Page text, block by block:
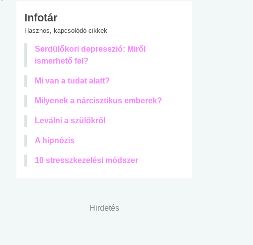
Infotár
Hasznos, kapcsolódó cikkek
Serdülőkori depresszió: Miről
ismerhető fel?
Mi van a tudat alatt?
Milyenek a nárcisztikus emberek?
Leválni a szülőkről
A hipnózis
10 stresszkezelési módszer
Hirdetés